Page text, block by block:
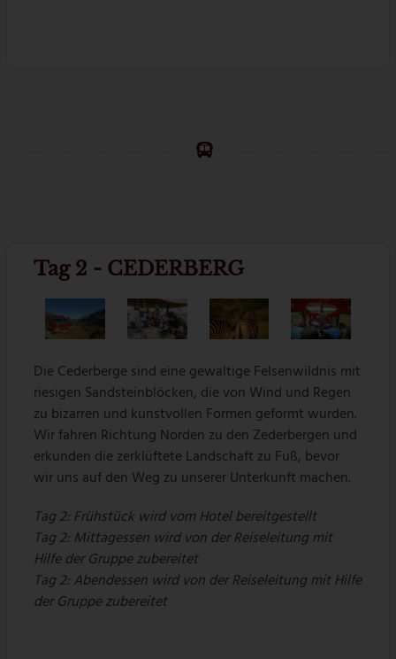
Tag 2 - CEDERBERG
Die Cederberge sind eine gewaltige Felsenwildnis mit
riesigen Sandsteinblöcken, die von Wind und Regen
zu bizarren und kunstvollen Formen geformt wurden.
Wir fahren Richtung Norden zu den Zederbergen und
erkunden die zerklüftete Landschaft zu Fuß, bevor
wir uns auf den Weg zu unserer Unterkunft machen.
Tag 2: Frühstück wird vom Hotel bereitgestellt
Tag 2: Mittagessen wird von der Reiseleitung mit
Hilfe der Gruppe zubereitet
Tag 2: Abendessen wird von der Reiseleitung mit Hilfe
der Gruppe zubereitet